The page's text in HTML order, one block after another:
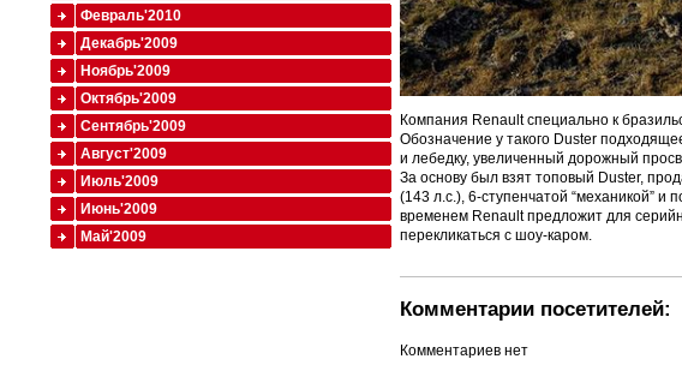
Компания Renault специально к
Обозначение у такого Duster
и лебедку, увеличенный дорожный
За основу был взят топовый Duster,
(143 л.с.), 6-ступенчатой “механикой”
временем Renault предложит для
перекликаться с шоу-каром.
Комментарии посетителей:
Комментариев нет
Февраль'2010
Декабрь'2009
Ноябрь'2009
Октябрь'2009
Сентябрь'2009
Август'2009
Июль'2009
Июнь'2009
Май'2009